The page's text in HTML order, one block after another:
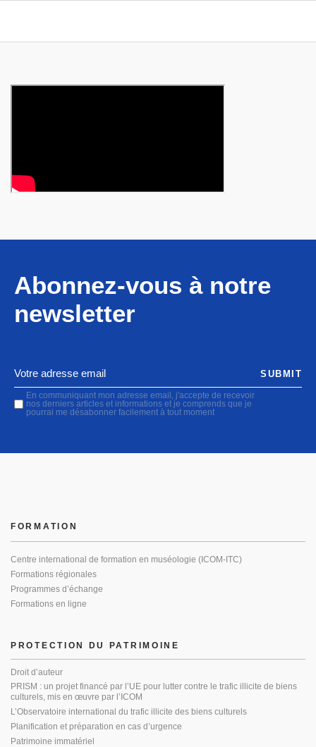
Abonnez-vous à notre
newsletter
En communiquant mon adresse email, j'accepte de recevoir
nos derniers articles et informations et je comprends que je
pourrai me désabonner facilement à tout moment
SUBMIT
PROTECTION DU PATRIMOINE
Droit d’auteur
PRISM : un projet financé par l’UE pour lutter contre le trafic illicite de biens
culturels, mis en œuvre par l’ICOM
L’Observatoire international du trafic illicite des biens culturels
Planification et préparation en cas d’urgence
Patrimoine immatériel
FORMATION
Centre international de formation en muséologie (ICOM-ITC)
Formations régionales
Programmes d’échange
Formations en ligne